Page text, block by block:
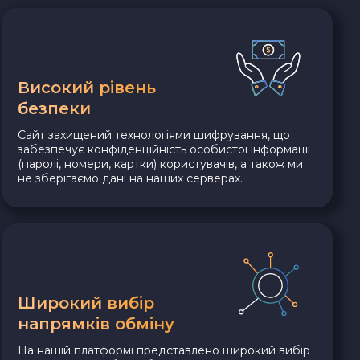
Високий рівень
безпеки
Сайт захищений технологіями шифрування, що
забезпечує конфіденційність особистої інформації
(паролі, номери, картки) користувачів, а також ми
не зберігаємо дані на наших серверах.
Широкий вибір
напрямків обміну
На нашій платформі представлено широкий вибір